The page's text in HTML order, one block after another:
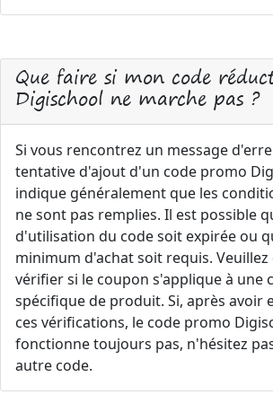
Que faire si mon code
Digischool ne marche pas ?
Si vous rencontrez un message
tentative d'ajout d'un code promo
indique généralement que les
ne sont pas remplies. Il est possible
d'utilisation du code soit expirée ou
minimum d'achat soit requis.
vérifier si le coupon s'applique à une
spécifique de produit. Si, après avoir
ces vérifications, le code promo
fonctionne toujours pas, n'hésitez
autre code.